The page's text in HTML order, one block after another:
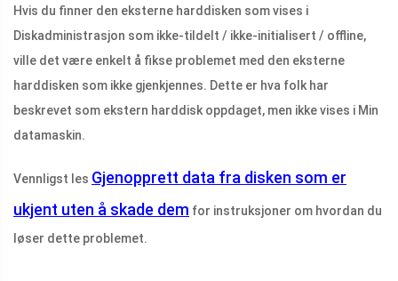
Hvis du finner den eksterne harddisken som vises i
Diskadministrasjon som ikke-tildelt / ikke-initialisert / offline,
ville det være enkelt å fikse problemet med den eksterne
harddisken som ikke gjenkjennes. Dette er hva folk har
beskrevet som ekstern harddisk oppdaget, men ikke vises i Min
datamaskin.
Vennligst les Gjenopprett data fra disken som er
ukjent uten å skade dem for instruksjoner om hvordan du
løser dette problemet.